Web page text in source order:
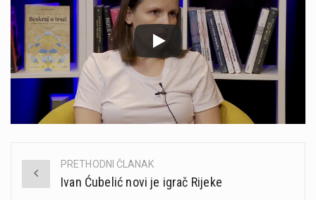
Post
PRETHODNI ČLANAK
Ivan Ćubelić novi je igrač Rijeke